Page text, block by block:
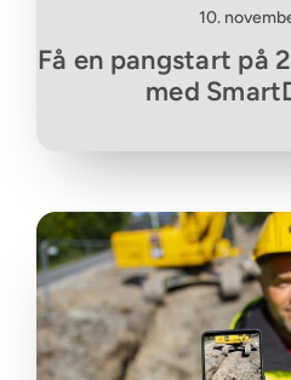
10.
Få en pangstart på
med